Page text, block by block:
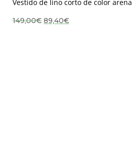
Vestido de lino corto de color arena
149,00€ El
precio
89,40€El
precio